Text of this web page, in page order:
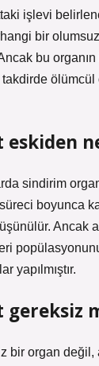
işlevi
bir
bu organın
sindirim
boyunca
Ancak
yapılmıştır.
gereksiz
bir organ değil,